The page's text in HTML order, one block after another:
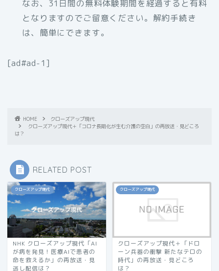
なお、31日間の無料体験期間を経過すると有料
となりますのでご留意ください。解約手続き
は、簡単にできます。
[ad#ad-1]
HOME
クローズアップ現代
クローズアップ現代＋「コロナ長期化が生む介護の空白」の再放送・見どころ
は？
RELATED POST
クローズアップ現代
NHK クローズアップ現代「AI
が病を発見！医療AIで患者の
命を救えるか」の再放送・見
逃し配信は？
クローズアップ現代
クローズアップ現代＋「ドロ
ーン兵器の衝撃 新たなテロの
時代」の再放送・見どころ
は？